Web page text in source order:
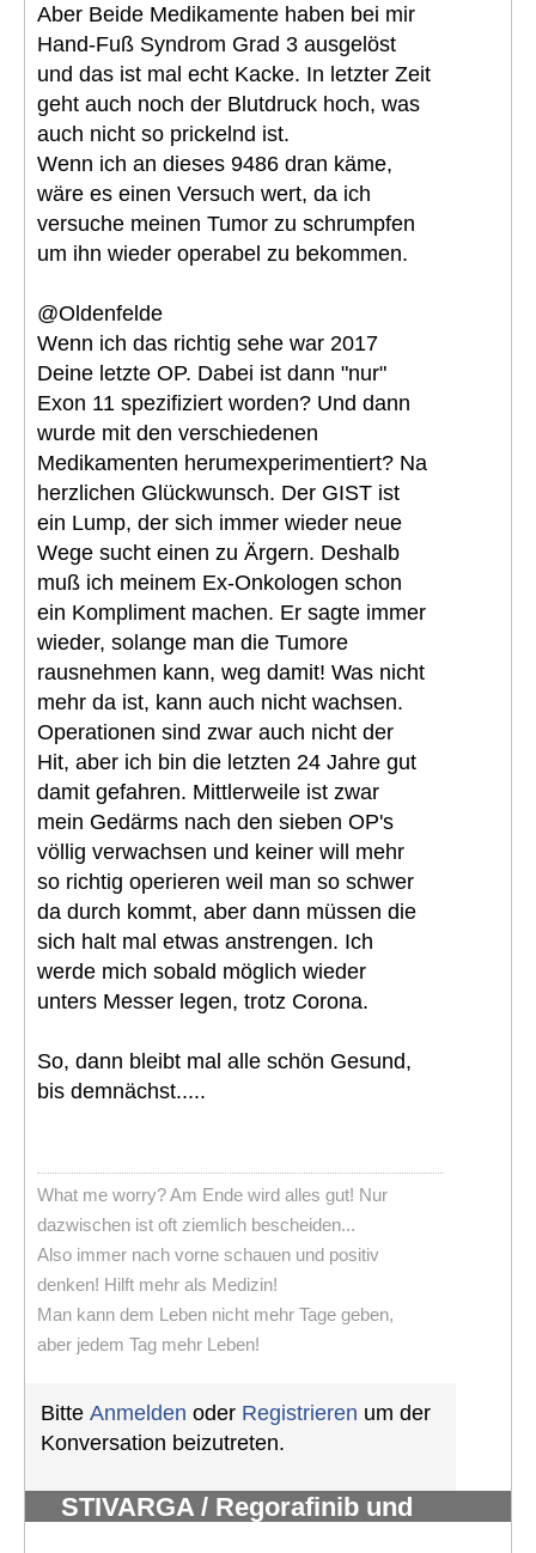
Aber Beide Medikamente haben bei mir
Hand-Fuß Syndrom Grad 3 ausgelöst
und das ist mal echt Kacke. In letzter Zeit
geht auch noch der Blutdruck hoch, was
auch nicht so prickelnd ist.
Wenn ich an dieses 9486 dran käme,
wäre es einen Versuch wert, da ich
versuche meinen Tumor zu schrumpfen
um ihn wieder operabel zu bekommen.
@Oldenfelde
Wenn ich das richtig sehe war 2017
Deine letzte OP. Dabei ist dann "nur"
Exon 11 spezifiziert worden? Und dann
wurde mit den verschiedenen
Medikamenten herumexperimentiert? Na
herzlichen Glückwunsch. Der GIST ist
ein Lump, der sich immer wieder neue
Wege sucht einen zu Ärgern. Deshalb
muß ich meinem Ex-Onkologen schon
ein Kompliment machen. Er sagte immer
wieder, solange man die Tumore
rausnehmen kann, weg damit! Was nicht
mehr da ist, kann auch nicht wachsen.
Operationen sind zwar auch nicht der
Hit, aber ich bin die letzten 24 Jahre gut
damit gefahren. Mittlerweile ist zwar
mein Gedärms nach den sieben OP's
völlig verwachsen und keiner will mehr
so richtig operieren weil man so schwer
da durch kommt, aber dann müssen die
sich halt mal etwas anstrengen. Ich
werde mich sobald möglich wieder
unters Messer legen, trotz Corona.
So, dann bleibt mal alle schön Gesund,
bis demnächst.....
What me worry? Am Ende wird alles gut! Nur
dazwischen ist oft ziemlich bescheiden...
Also immer nach vorne schauen und positiv
denken! Hilft mehr als Medizin!
Man kann dem Leben nicht mehr Tage geben,
aber jedem Tag mehr Leben!
Bitte Anmelden oder Registrieren um der
Konversation beizutreten.
STIVARGA / Regorafinib und